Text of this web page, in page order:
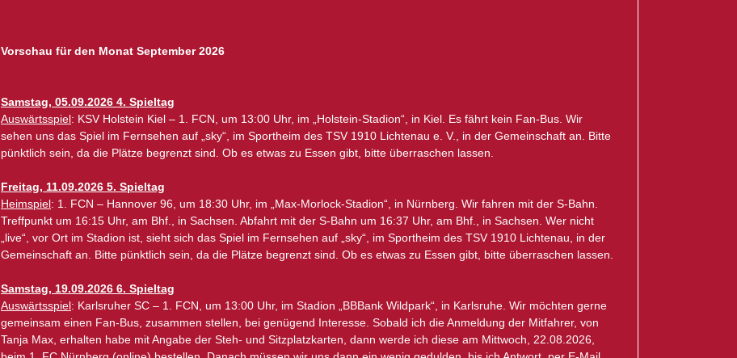
Vorschau für den Monat September 2026
Samstag, 05.09.2026 4. Spieltag
Auswärtsspiel: KSV Holstein Kiel – 1. FCN, um 13:00 Uhr, im „Holstein-Stadion“, in Kiel. Es fährt kein Fan-Bus. Wir
sehen uns das Spiel im Fernsehen auf „sky“, im Sportheim des TSV 1910 Lichtenau e. V., in der Gemeinschaft an. Bitte
pünktlich sein, da die Plätze begrenzt sind. Ob es etwas zu Essen gibt, bitte überraschen lassen.
Freitag, 11.09.2026 5. Spieltag
Heimspiel: 1. FCN – Hannover 96, um 18:30 Uhr, im „Max-Morlock-Stadion“, in Nürnberg. Wir fahren mit der S-Bahn.
Treffpunkt um 16:15 Uhr, am Bhf., in Sachsen. Abfahrt mit der S-Bahn um 16:37 Uhr, am Bhf., in Sachsen. Wer nicht
„live“, vor Ort im Stadion ist, sieht sich das Spiel im Fernsehen auf „sky“, im Sportheim des TSV 1910 Lichtenau, in der
Gemeinschaft an. Bitte pünktlich sein, da die Plätze begrenzt sind. Ob es etwas zu Essen gibt, bitte überraschen lassen.
Samstag, 19.09.2026 6. Spieltag
Auswärtsspiel: Karlsruher SC – 1. FCN, um 13:00 Uhr, im Stadion „BBBank Wildpark“, in Karlsruhe. Wir möchten gerne
gemeinsam einen Fan-Bus, zusammen stellen, bei genügend Interesse. Sobald ich die Anmeldung der Mitfahrer, von
Tanja Max, erhalten habe mit Angabe der Steh- und Sitzplatzkarten, dann werde ich diese am Mittwoch, 22.08.2026,